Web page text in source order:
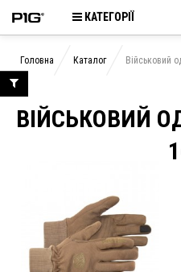
КАТЕГОРІЇ
Головна Каталог Військовий
ВІЙСЬКОВИЙ